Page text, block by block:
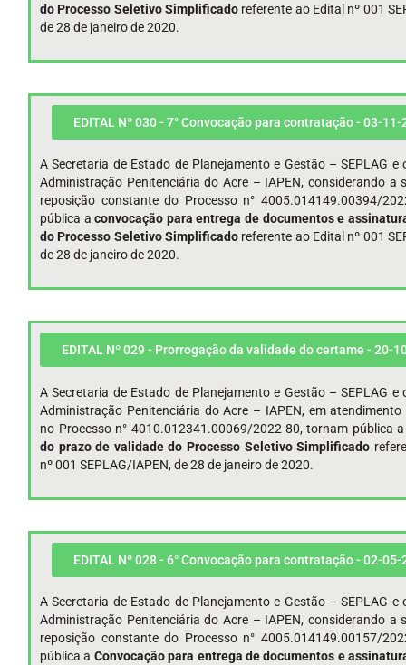
do Processo Seletivo Simplificado referente ao Edital nº 001
de 28 de janeiro de 2020.
EDITAL Nº 030 - 7° Convocação para contratação - 03-11-
A Secretaria de Estado de Planejamento e Gestão – SEPLAG
Administração Penitenciária do Acre – IAPEN, considerando a
reposição constante do Processo n° 4005.014149.00394/
pública a convocação para entrega de documentos e
do Processo Seletivo Simplificado referente ao Edital nº 001
de 28 de janeiro de 2020.
EDITAL Nº 029 - Prorrogação da validade do certame - 20-
A Secretaria de Estado de Planejamento e Gestão – SEPLAG
Administração Penitenciária do Acre – IAPEN, em
no Processo n° 4010.012341.00069/2022-80, tornam pública
do prazo de validade do Processo Seletivo Simplificado
nº 001 SEPLAG/IAPEN, de 28 de janeiro de 2020.
EDITAL Nº 028 - 6° Convocação para contratação - 02-05-
A Secretaria de Estado de Planejamento e Gestão – SEPLAG
Administração Penitenciária do Acre – IAPEN, considerando a
reposição constante do Processo n° 4005.014149.00157/
pública a Convocação para entrega de documentos e